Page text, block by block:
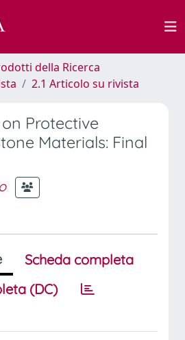
della Ricerca
2.1 Articolo su rivista
Protective
Materials: Final
Scheda completa
(DC)